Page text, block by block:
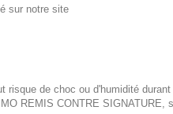
sur notre site
de choc ou d'humidité durant
REMIS CONTRE